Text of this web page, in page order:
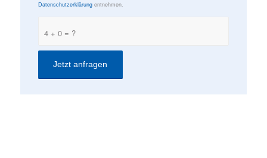
Datenschutzerklärungentnehmen.
4 + 0 = ?